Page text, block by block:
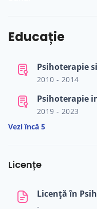
Educație
Psihoterapie
2010 - 2014
2019 - 2023
Vezi încă 5
Licențe
-